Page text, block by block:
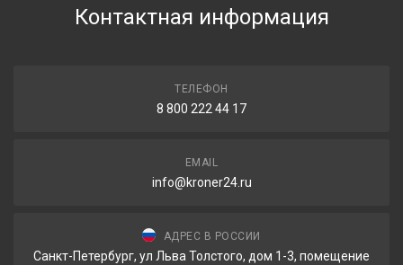
Контактная информация
ТЕЛЕФОН
8 800 222 44 17
EMAIL
info@kroner24.ru
АДРЕС В РОССИИ
Санкт-Петербург, ул Льва Толстого, дом 1-3, помещение